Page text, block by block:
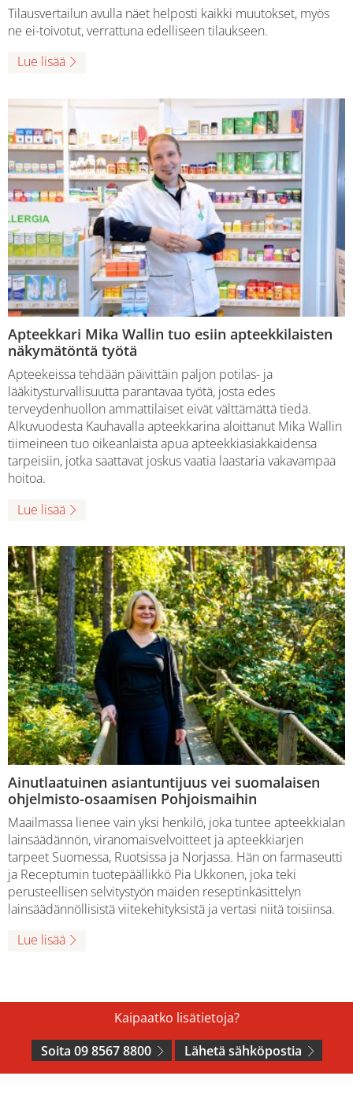
Tilausvertailun avulla näet helposti kaikki muutokset, myös
ne ei-toivotut, verrattuna edelliseen tilaukseen.
Lue lisää
Apteekkari Mika Wallin tuo esiin apteekkilaisten
näkymätöntä työtä
Apteekeissa tehdään päivittäin paljon potilas- ja
lääkitysturvallisuutta parantavaa työtä, josta edes
terveydenhuollon ammattilaiset eivät välttämättä tiedä.
Alkuvuodesta Kauhavalla apteekkarina aloittanut Mika Wallin
tiimeineen tuo oikeanlaista apua apteekkiasiakkaidensa
tarpeisiin, jotka saattavat joskus vaatia laastaria vakavampaa
hoitoa.
Lue lisää
Ainutlaatuinen asiantuntijuus vei suomalaisen
ohjelmisto-osaamisen Pohjoismaihin
Maailmassa lienee vain yksi henkilö, joka tuntee apteekkialan
lainsäädännön, viranomaisvelvoitteet ja apteekkiarjen
tarpeet Suomessa, Ruotsissa ja Norjassa. Hän on farmaseutti
ja Receptumin tuotepäällikkö Pia Ukkonen, joka teki
perusteellisen selvitystyön maiden reseptinkäsittelyn
lainsäädännöllisistä viitekehityksistä ja vertasi niitä toisiinsa.
Lue lisää
Kaipaatko lisätietoja?
Soita 09 8567 8800
Lähetä sähköpostia